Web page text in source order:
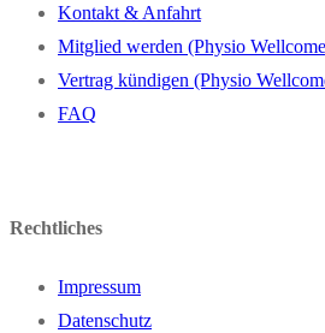
Kontakt & Anfahrt
Mitglied werden (Physio
Vertrag kündigen (Physio
FAQ
Rechtliches
Impressum
Datenschutz